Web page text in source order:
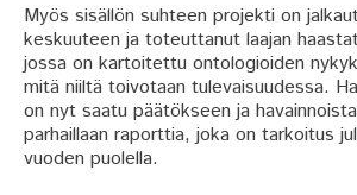
Myös sisällön suhteen projekti on
keskuuteen ja toteuttanut laajan
jossa on kartoitettu ontologioiden
mitä niiltä toivotaan tulevaisuudessa.
on nyt saatu päätökseen ja
parhaillaan raporttia, joka on tarkoitus
vuoden puolella.